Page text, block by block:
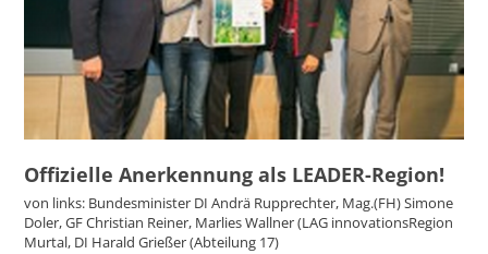
Offizielle Anerkennung als LEADER-Region!
von links: Bundesminister DI Andrä Rupprechter, Mag.(FH) Simone
Doler, GF Christian Reiner, Marlies Wallner (LAG innovationsRegion
Murtal, DI Harald Grießer (Abteilung 17)